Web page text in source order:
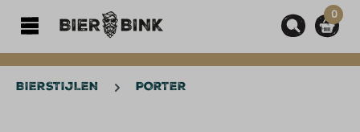
0
BIERSTIJLEN PORTER